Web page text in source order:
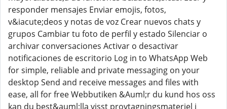
responder mensajes Enviar emojis, fotos,
v&iacute;deos y notas de voz Crear nuevos chats y
grupos Cambiar tu foto de perfil y estado Silenciar o
archivar conversaciones Activar o desactivar
notificaciones de escritorio Log in to WhatsApp Web
for simple, reliable and private messaging on your
desktop Send and receive messages and files with
ease, all for free Webbutiken &Auml;r du kund hos oss
kan du best&auml;lla visst provtagningsmateriel i